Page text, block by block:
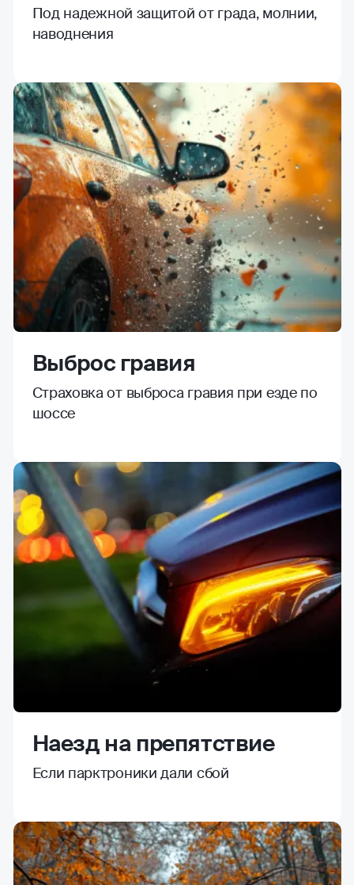
Под надежной защитой от града, молнии,
наводнения
Выброс гравия
Страховка от выброса гравия при езде по
шоссе
Наезд на препятствие
Если парктроники дали сбой